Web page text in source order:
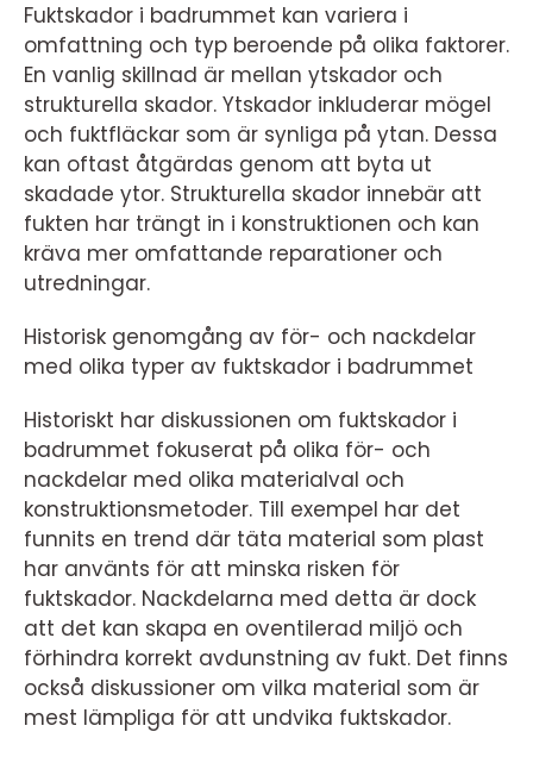
Fuktskador i badrummet kan variera i
omfattning och typ beroende på olika faktorer.
En vanlig skillnad är mellan ytskador och
strukturella skador. Ytskador inkluderar mögel
och fuktfläckar som är synliga på ytan. Dessa
kan oftast åtgärdas genom att byta ut
skadade ytor. Strukturella skador innebär att
fukten har trängt in i konstruktionen och kan
kräva mer omfattande reparationer och
utredningar.
Historisk genomgång av för- och nackdelar
med olika typer av fuktskador i badrummet
Historiskt har diskussionen om fuktskador i
badrummet fokuserat på olika för- och
nackdelar med olika materialval och
konstruktionsmetoder. Till exempel har det
funnits en trend där täta material som plast
har använts för att minska risken för
fuktskador. Nackdelarna med detta är dock
att det kan skapa en oventilerad miljö och
förhindra korrekt avdunstning av fukt. Det finns
också diskussioner om vilka material som är
mest lämpliga för att undvika fuktskador.